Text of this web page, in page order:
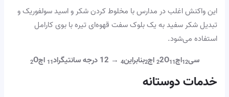
این واکنش اغلب در مدارس با مخلوط کردن شکر و اسید سولفوریک و
تبدیل شکر سفید به یک بلوک سفت قهوه‌ای تیره با بوی کارامل
استفاده می‌شود.
سی12اچ 22O11 اچ2بنابراین4 → 12 درجه سانتیگراد 11 اچ 2O
خدمات دوستانه